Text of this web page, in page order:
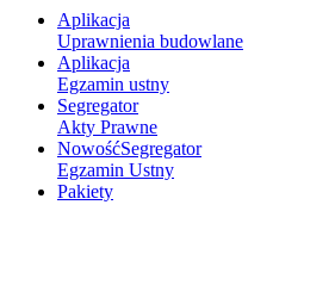
Aplikacja
Uprawnienia budowlane
Aplikacja
Egzamin ustny
Segregator
Akty Prawne
NowośćSegregator
Egzamin Ustny
Pakiety